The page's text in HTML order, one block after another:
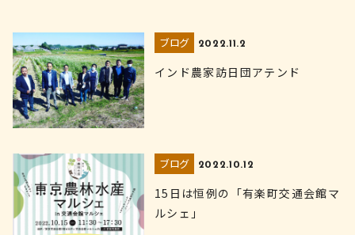
ブログ 2022.11.2
インド農家訪日団アテンド
ブログ 2022.10.12
15日は恒例の「有楽町交通会館マ
ルシェ」